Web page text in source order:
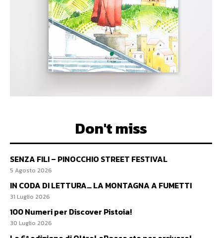
Don't miss
SENZA FILI – PINOCCHIO STREET FESTIVAL
5 Agosto 2026
IN CODA DI LETTURA… LA MONTAGNA A FUMETTI
31 Luglio 2026
100 Numeri per Discover Pistoia!
30 Luglio 2026